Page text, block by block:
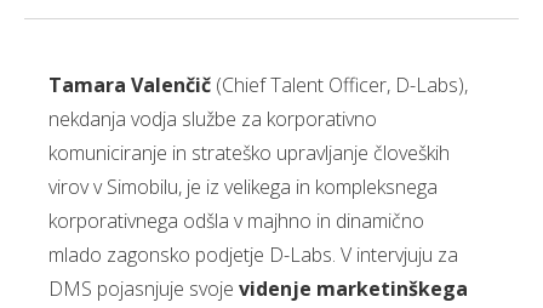
Tamara Valenčič (Chief Talent Officer, D-Labs),
nekdanja vodja službe za korporativno
komuniciranje in strateško upravljanje človeških
virov v Simobilu, je iz velikega in kompleksnega
korporativnega odšla v majhno in dinamično
mlado zagonsko podjetje D-Labs. V intervjuju za
DMS pojasnjuje svoje videnje marketinškega